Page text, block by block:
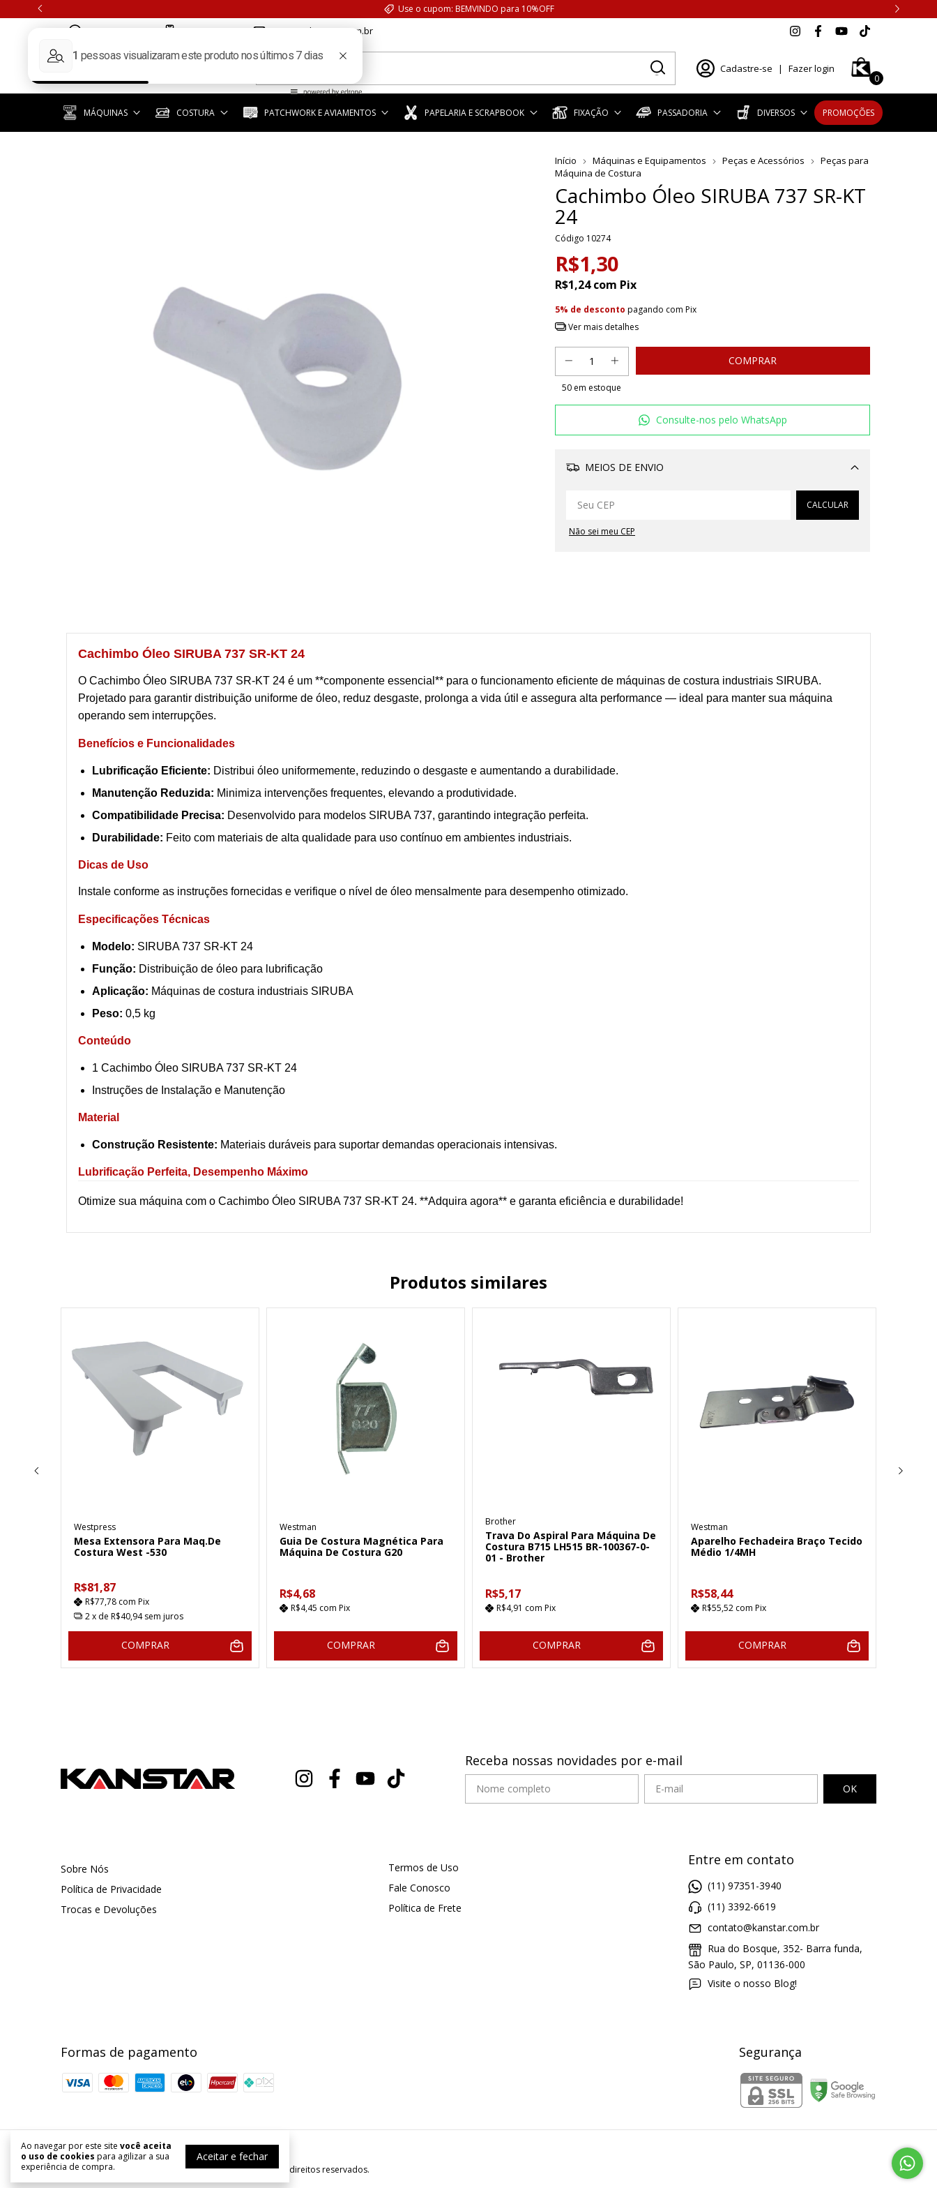
Use o cupom: BEMVINDO para 10%OFF
contato@kanstar.com.br
Cadastre-se | Fazer login
0
MÁQUINAS COSTURA PATCHWORK E AVIAMENTOS PAPELARIA E SCRAPBOOK FIXAÇÃO PASSADORIA DIVERSOS PROMOÇÕES
Ao navegar por este site você aceita
o uso de cookies para agilizar a sua
experiência de compra.
Aceitar e fechar
Início Máquinas e Equipamentos Peças e Acessórios
Peças para
Máquina de Costura
Cachimbo Óleo SIRUBA 737 SR-KT
24
Código 10274
R$1,30
R$1,24com Pix
5% de desconto pagando com Pix
Ver mais detalhes
50 em estoque
Consulte-nos pelo WhatsApp
MEIOS DE ENVIO
Alterar CEP
CALCULAR
Não sei meu CEP
Cachimbo Óleo SIRUBA 737 SR-KT 24
O Cachimbo Óleo SIRUBA 737 SR-KT 24 é um **componente essencial** para o funcionamento eficiente de máquinas de costura industriais SIRUBA.
Projetado para garantir distribuição uniforme de óleo, reduz desgaste, prolonga a vida útil e assegura alta performance — ideal para manter sua máquina
operando sem interrupções.
Benefícios e Funcionalidades
Lubrificação Eficiente: Distribui óleo uniformemente, reduzindo o desgaste e aumentando a durabilidade.
Manutenção Reduzida: Minimiza intervenções frequentes, elevando a produtividade.
Compatibilidade Precisa: Desenvolvido para modelos SIRUBA 737, garantindo integração perfeita.
Durabilidade: Feito com materiais de alta qualidade para uso contínuo em ambientes industriais.
Dicas de Uso
Instale conforme as instruções fornecidas e verifique o nível de óleo mensalmente para desempenho otimizado.
Especificações Técnicas
Modelo: SIRUBA 737 SR-KT 24
Função: Distribuição de óleo para lubrificação
Aplicação: Máquinas de costura industriais SIRUBA
Peso: 0,5 kg
Conteúdo
1 Cachimbo Óleo SIRUBA 737 SR-KT 24
Instruções de Instalação e Manutenção
Material
Construção Resistente: Materiais duráveis para suportar demandas operacionais intensivas.
Lubrificação Perfeita, Desempenho Máximo
Otimize sua máquina com o Cachimbo Óleo SIRUBA 737 SR-KT 24. **Adquira agora** e garanta eficiência e durabilidade!
Produtos similares
Westpress
Mesa Extensora Para Maq.De
Costura West -530
R$81,87
R$77,78 com Pix
2x de R$40,94 sem juros
COMPRAR
Westman
Guia De Costura Magnética Para
Máquina De Costura G20
R$4,68
R$4,45 com Pix
COMPRAR
Brother
Trava Do Aspiral Para Máquina De
Costura B715 LH515 BR-100367-0-
01 - Brother
R$5,17
R$4,91 com Pix
COMPRAR
Westman
Aparelho Fechadeira Braço Tecido
Médio 1/4MH
R$58,44
R$55,52 com Pix
COMPRAR
Receba nossas novidades por e-mail
Sobre Nós
Política de Privacidade
Trocas e Devoluções
Termos de Uso
Fale Conosco
Política de Frete
Entre em contato
(11) 97351-3940
(11) 3392-6619
contato@kanstar.com.br
Rua do Bosque, 352- Barra funda,
São Paulo, SP, 01136-000
Visite o nosso Blog!
Formas de pagamento Segurança
Armarinhos Kanstar
©2026. Armarinhos Kanstar - 54253067000167. Todos os direitos reservados.